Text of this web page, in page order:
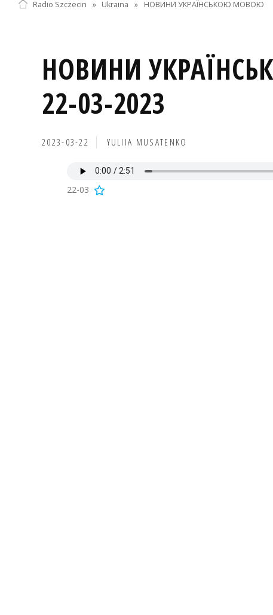
Radio Szczecin » Ukraina » НОВИНИ УКРАЇНСЬКОЮ МОВОЮ
НОВИНИ
22-03-2023
2023-03-22 YULIIA MUSATENKO
22-03